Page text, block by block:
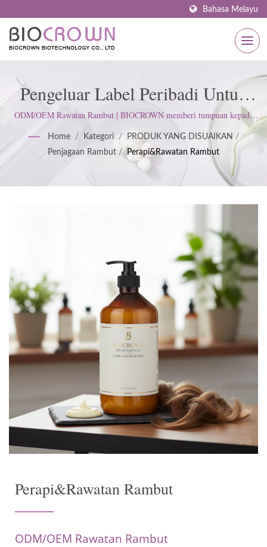
Bahasa Melayu
Pengeluar Label Peribadi Untuk
Rawatan Rambut | Pengilang
Penjagaan Kulit Bertauliah ISO &
GMP Sejak 1977 | BIOCROWN
ODM/OEM Rawatan Rambut | BIOCROWN memberi tumpuan kepada
pembangunan produk penjagaan kulit. Kami mengikuti ISO22716 dan
Amalan Pengilangan Baik (GMP); mengekalkan sikap tegas untuk
memenuhi jangkaan pelanggan.
Home / Kategori / PRODUK YANG DISUAIKAN /
Penjagaan Rambut / Perapi&Rawatan Rambut
Perapi&Rawatan Rambut
ODM/OEM Rawatan Rambut